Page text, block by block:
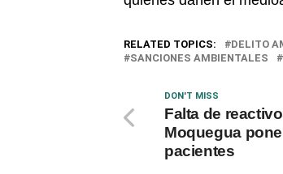
RELATED TOPICS: DELITO
SANCIONES AMBIENTALES
DON'T MISS
Falta de
Moquegua
pacientes